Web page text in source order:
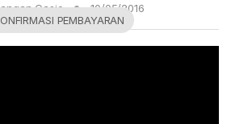
Casio 10/05/2016
PEMBAYARAN